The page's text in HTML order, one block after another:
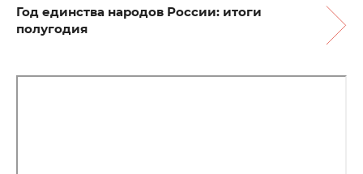
Год единства народов России: итоги
полугодия